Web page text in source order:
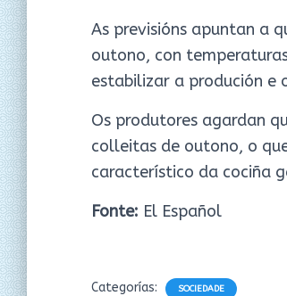
As previsións apuntan a
outono, con
estabilizar a produción e
Os produtores agardan
colleitas de outono, o
característico da cociña
Fonte: El Español
Categorías: SOCIEDADE